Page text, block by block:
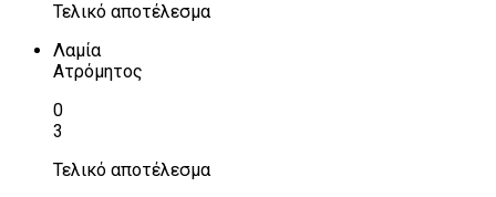
Τελικό αποτέλεσμα
Λαμία
Ατρόμητος
0
3
Τελικό αποτέλεσμα